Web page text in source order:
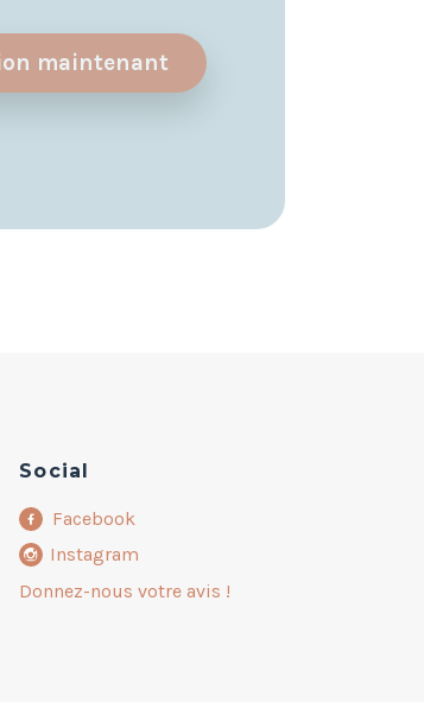
maintenant
Social
Facebook
Instagram
Donnez-nous votre avis !